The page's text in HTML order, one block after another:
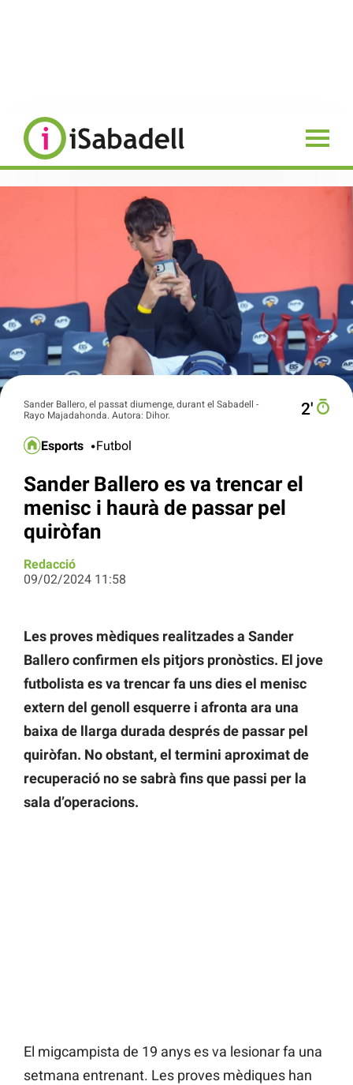
Sander Ballero, el passat diumenge, durant el Sabadell -
Rayo Majadahonda. Autora: Dihor.
2′
Esports Futbol
Sander Ballero es va trencar el
menisc i haurà de passar pel
quiròfan
Redacció
09/02/2024 11:58
Les proves mèdiques realitzades a Sander
Ballero confirmen els pitjors pronòstics. El jove
futbolista es va trencar fa uns dies el menisc
extern del genoll esquerre i afronta ara una
baixa de llarga durada després de passar pel
quiròfan. No obstant, el termini aproximat de
recuperació no se sabrà fins que passi per la
sala d’operacions.
El migcampista de 19 anys es va lesionar fa una
setmana entrenant. Les proves mèdiques han